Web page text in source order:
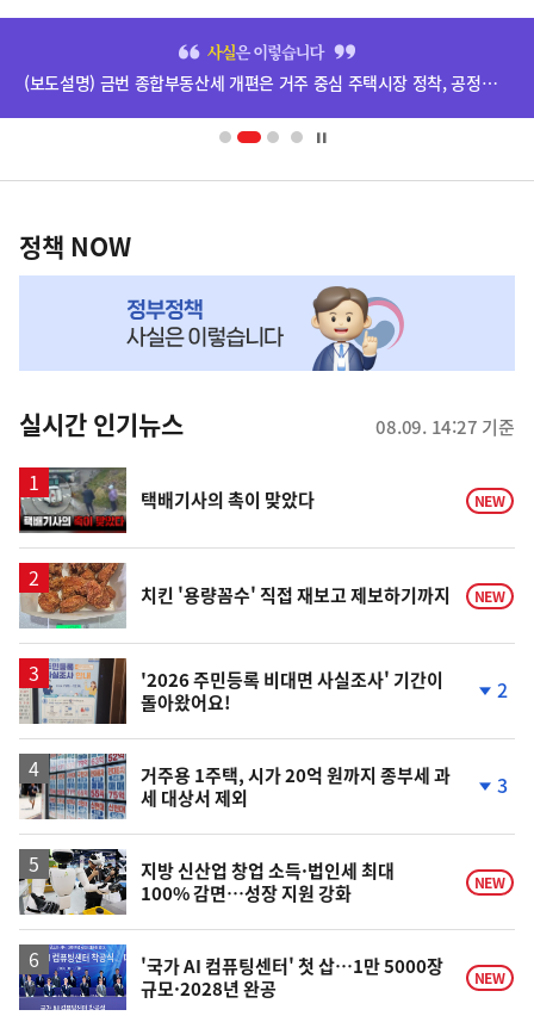
배
영
(보도설명) 금번 종합부동산세 개편은 거주 중심 주택시장 정착, 공정과세 및 과세형평 제고를 위한 것입니다.
책
NOW,
뉴
스
정책 NOW
실시간 인기뉴스 08.09. 14:27 기준
영
상
택배기사의 촉이 맞았다 NEW
치킨 '용량꼼수' 직접 재보고 제보하기까지 NEW
'2026 주민등록 비대면 사실조사' 기간이
돌아왔어요!
2
거주용 1주택, 시가 20억 원까지 종부세 과
세 대상서 제외
락
3
지방 신산업 창업 소득·법인세 최대
100% 감면…성장 지원 강화
NEW
'국가 AI 컴퓨팅센터' 첫 삽…1만 5000장
규모·2028년 완공
NEW